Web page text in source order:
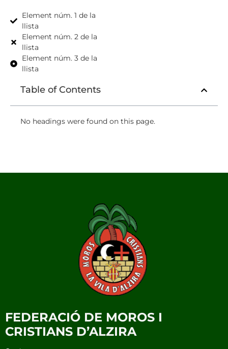
Element núm. 1 de la
llista
Element núm. 2 de la
llista
Element núm. 3 de la
llista
Table of Contents
No headings were found on this page.
FEDERACIÓ DE MOROS I
CRISTIANS D’ALZIRA